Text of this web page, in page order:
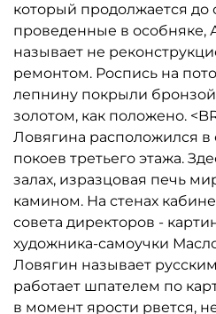
который продолжается до
проведенные в особняке,
называет не
ремонтом. Роспись на
лепнину покрыли
золотом, как положено.
Ловягина расположился
покоев третьего этажа.
залах, изразцовая печь
камином. На стенах
совета директоров -
художника-самоучки
Ловягин называет
работает шпателем по
в момент ярости рвется,